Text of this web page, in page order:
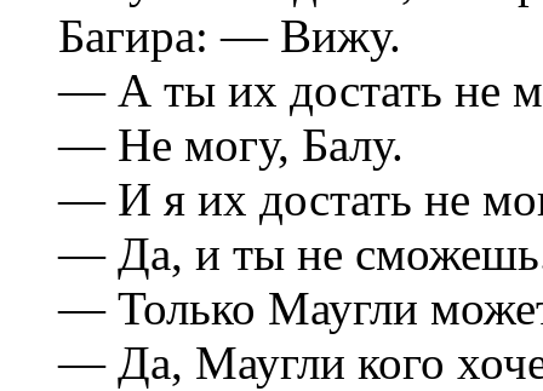
Багира: — Вижу.
— А ты их достать не
— Не могу, Балу.
— И я их достать не
— Да, и ты не
— Только Маугли
— Да, Маугли кого